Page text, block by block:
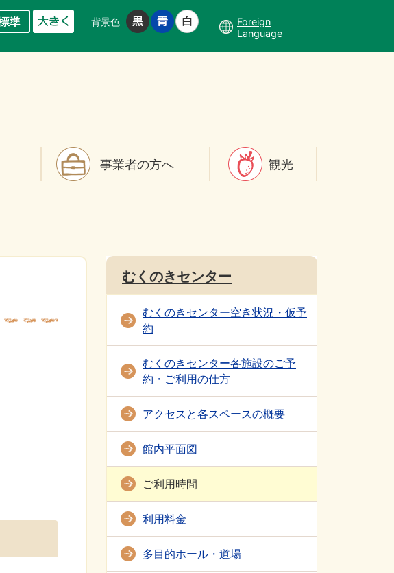
背景色
Foreign
Language
事業者の方へ 観光
むくのきセンター
むくのきセンター空き状況・仮予
約
むくのきセンター各施設のご予
約・ご利用の仕方
アクセスと各スペースの概要
館内平面図
ご利用時間
利用料金
多目的ホール・道場